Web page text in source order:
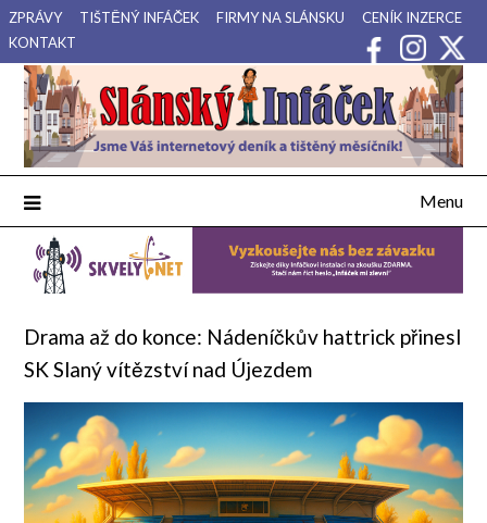
Přejdi
na
obsah
ZPRÁVY TIŠTĚNÝ INFÁČEK FIRMY NA SLÁNSKU
CENÍK INZERCE
KONTAKT
Slánský Infáček
Váš internetový deník a tištěný měsíčník pro Slánsko, Kladensko
a Lounsko.
Menu
Drama až do konce: Nádeníčkův hattrick přinesl
SK Slaný vítězství nad Újezdem